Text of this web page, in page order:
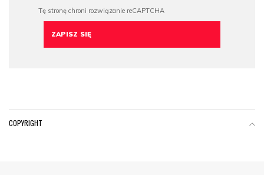
COPYRIGHT